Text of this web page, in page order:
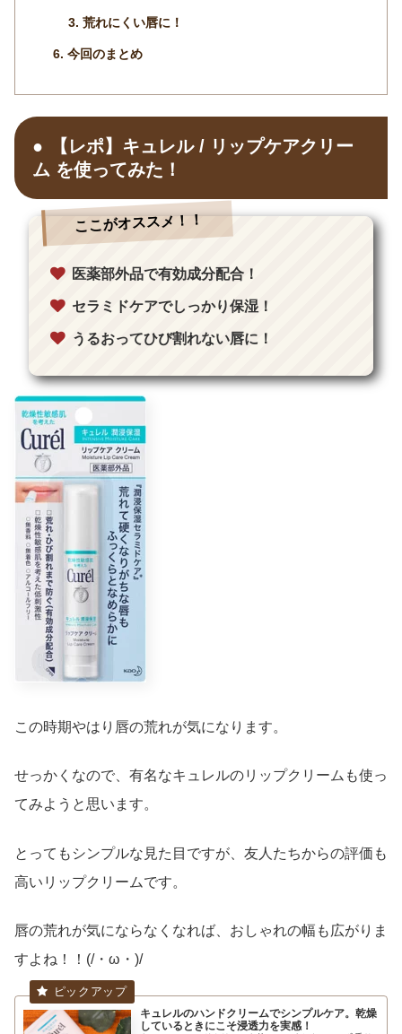
荒れにくい唇に！
今回のまとめ
【レポ】キュレル / リップケアクリー
ム を使ってみた！
ここがオススメ！！
医薬部外品で有効成分配合！
セラミドケアでしっかり保湿！
うるおってひび割れない唇に！
この時期やはり唇の荒れが気になります。
せっかくなので、有名なキュレルのリップクリームも使っ
てみようと思います。
とってもシンプルな見た目ですが、友人たちからの評価も
高いリップクリームです。
唇の荒れが気にならなくなれば、おしゃれの幅も広がりま
すよね！！(/・ω・)/
キュレルのハンドクリームでシンプルケア。乾燥
しているときにこそ浸透力を実感！